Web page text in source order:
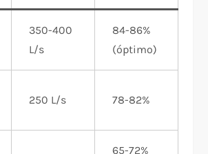
350-400
L/s
84-86%
(óptimo)
250 L/s 78-82%
65-72%